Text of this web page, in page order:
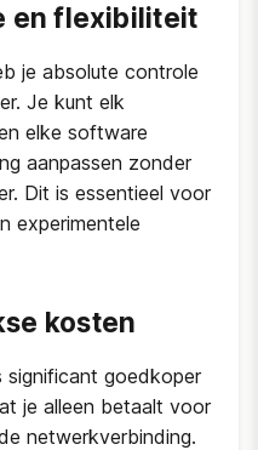
en flexibiliteit
je absolute controle
Je kunt elk
elke software
aanpassen zonder
Dit is essentieel voor
experimentele
kosten
significant goedkoper
je alleen betaalt voor
netwerkverbinding.